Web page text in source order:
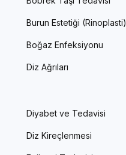
Burun Estetiği (Rinoplasti)
Boğaz Enfeksiyonu
Diz Ağrıları
Diyabet ve Tedavisi
Diz Kireçlenmesi